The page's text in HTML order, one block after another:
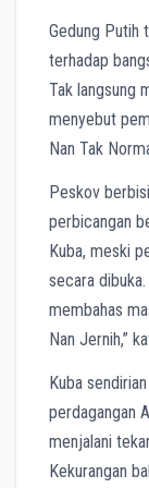
Gedung Putih
terhadap
Tak langsung
menyebut
Nan Tak
Peskov
perbicangan
Kuba, meski
secara
membahas
Nan Jernih,”
Kuba
perdagangan
menjalani
Kekurangan